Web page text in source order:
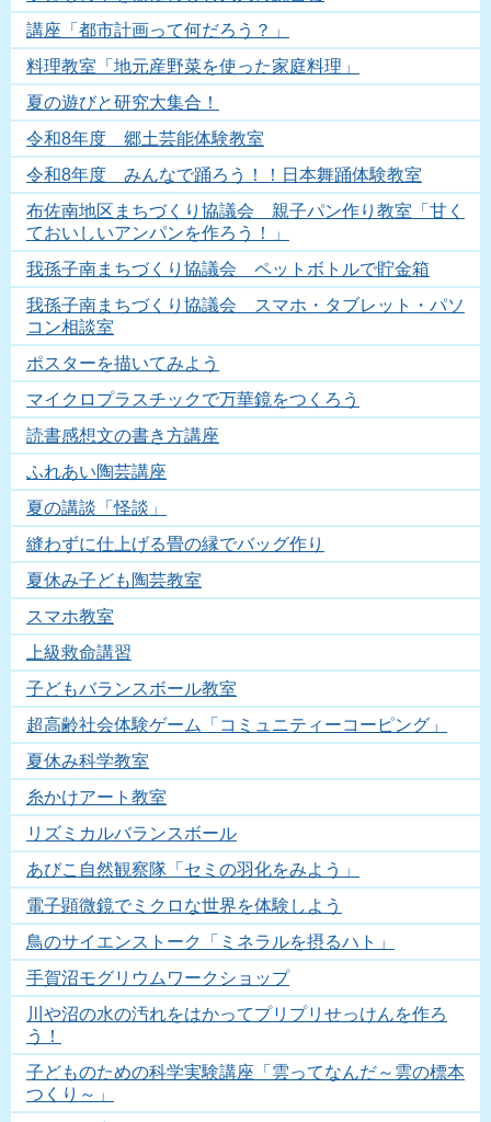
講座「都市計画って何だろう？」
料理教室「地元産野菜を使った家庭料理」
夏の遊びと研究大集合！
令和8年度 郷土芸能体験教室
令和8年度 みんなで踊ろう！！日本舞踊体験教室
布佐南地区まちづくり協議会 親子パン作り教室「甘く
ておいしいアンパンを作ろう！」
我孫子南まちづくり協議会 ペットボトルで貯金箱
我孫子南まちづくり協議会 スマホ・タブレット・パソ
コン相談室
ポスターを描いてみよう
マイクロプラスチックで万華鏡をつくろう
読書感想文の書き方講座
ふれあい陶芸講座
夏の講談「怪談」
縫わずに仕上げる畳の縁でバッグ作り
夏休み子ども陶芸教室
スマホ教室
上級救命講習
子どもバランスボール教室
超高齢社会体験ゲーム「コミュニティーコーピング」
夏休み科学教室
糸かけアート教室
リズミカルバランスボール
あびこ自然観察隊「セミの羽化をみよう」
電子顕微鏡でミクロな世界を体験しよう
鳥のサイエンストーク「ミネラルを摂るハト」
手賀沼モグリウムワークショップ
川や沼の水の汚れをはかってプリプリせっけんを作ろ
う！
子どものための科学実験講座「雲ってなんだ～雲の標本
つくり～」